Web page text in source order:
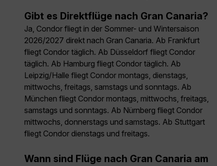
Gibt es Direktflüge nach Gran Canaria?
Ja, Condor fliegt in der Sommer- und Wintersaison
2026/2027 direkt nach Gran Canaria. Ab Frankfurt
fliegt Condor täglich. Ab Düsseldorf fliegt Condor
täglich. Ab Hamburg fliegt Condor täglich. Ab
Leipzig/Halle fliegt Condor montags, dienstags,
mittwochs, freitags, samstags und sonntags. Ab
München fliegt Condor montags, mittwochs, freitags,
samstags und sonntags. Ab Nürnberg fliegt Condor
mittwochs, donnerstags und samstags. Ab Stuttgart
fliegt Condor dienstags und freitags.
Wann sind Flüge nach Gran Canaria am